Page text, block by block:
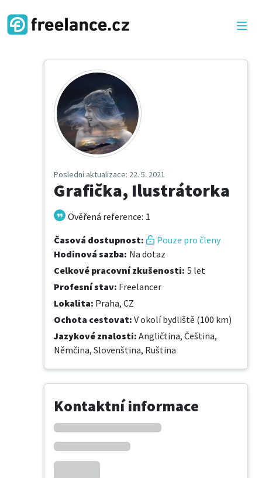
Poslední aktualizace: 22. 5. 2021
Grafička, Ilustrátorka
Ověřená reference: 1
Časová dostupnost:
Pouze pro členy
Hodinová sazba: Na dotaz
Celkové pracovní zkušenosti: 5 let
Profesní stav: Freelancer
Lokalita: Praha, CZ
Ochota cestovat: V okolí bydliště (100 km)
Jazykové znalosti: Angličtina, Čeština,
Němčina, Slovenština, Ruština
Kontaktní informace